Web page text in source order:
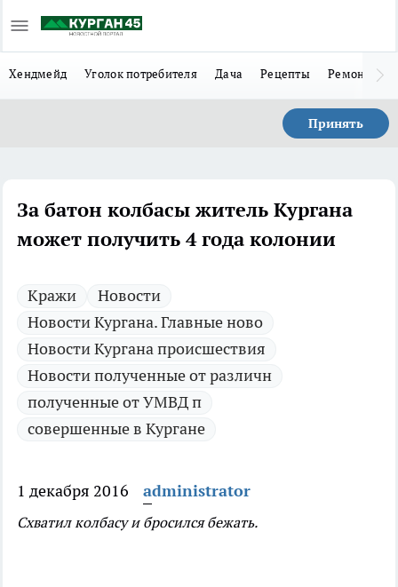
Хендмейд Уголок потребителя Дача Рецепты Ремонт
Принять
За батон колбасы житель Кургана
может получить 4 года колонии
Кражи
Новости
Новости Кургана. Главные ново
Новости Кургана происшествия
Новости полученные от различн
полученные от УМВД п
совершенные в Кургане
1 декабря 2016 administrator
Схватил колбасу и бросился бежать.